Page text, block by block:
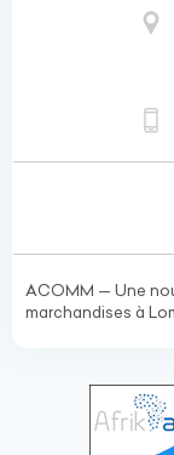
ACOMM — Une
marchandises à